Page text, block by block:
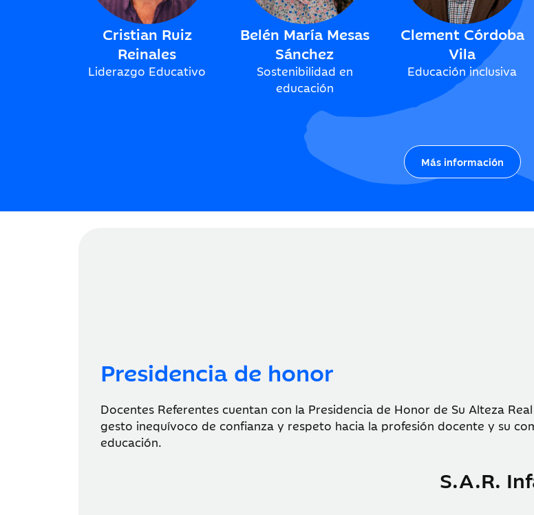
Cristian Ruiz
Reinales
Liderazgo Educativo
Belén María Mesas
Sánchez
Sostenibilidad en
educación
Clement Córdoba
Vila
Educación inclusiva
Más información
Presidencia de honor
Docentes Referentes cuentan con la Presidencia de Honor de Su Alteza
gesto inequívoco de confianza y respeto hacia la profesión docente y su
educación.
S.A.R.